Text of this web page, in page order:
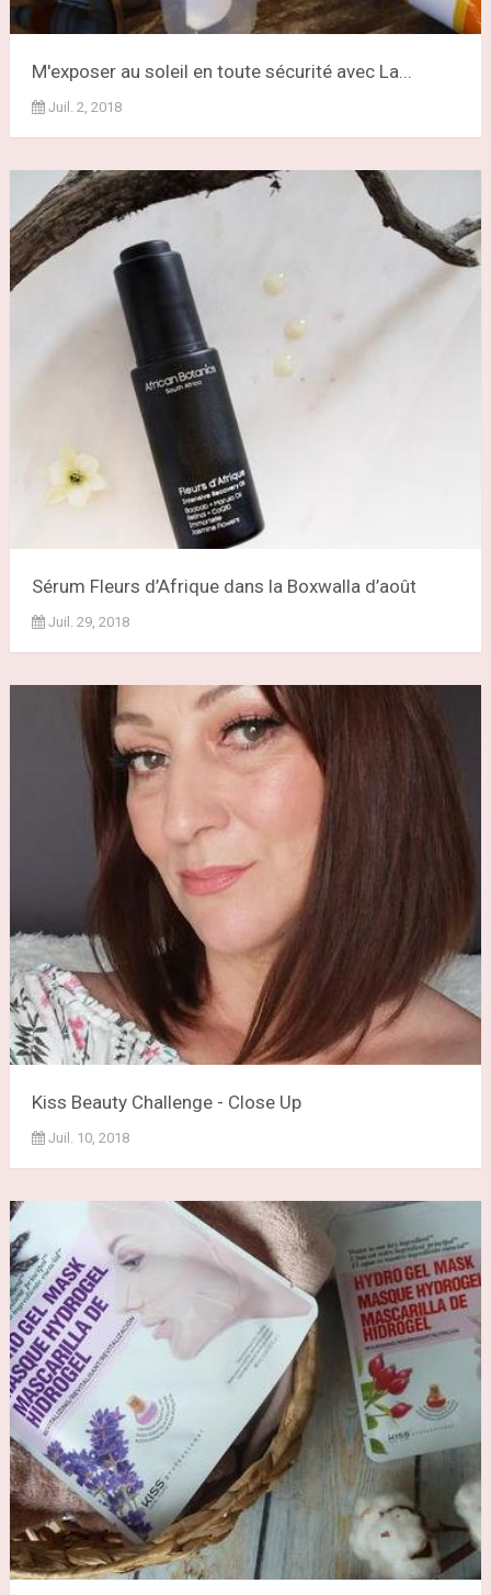
M'exposer au soleil en toute sécurité avec La...
Juil. 2, 2018
Sérum Fleurs d’Afrique dans la Boxwalla d’août
Juil. 29, 2018
Kiss Beauty Challenge - Close Up
Juil. 10, 2018